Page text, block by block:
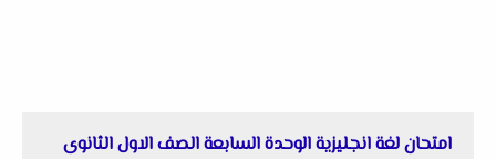
امتحان لغة انجليزية الوحدة السابعة الصف الاول الثانوى